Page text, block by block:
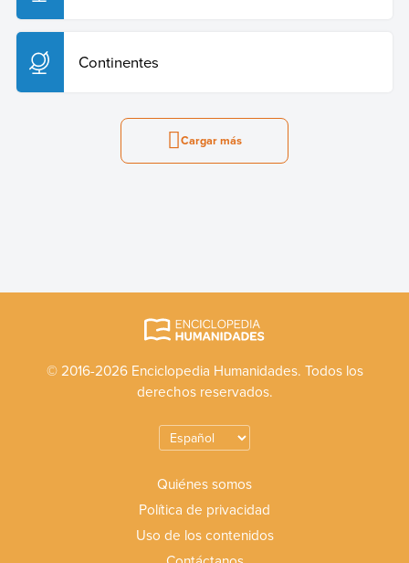
Continentes
Cargar más
© 2016-2026 Enciclopedia Humanidades. Todos los
derechos reservados.
Quiénes somos
Política de privacidad
Uso de los contenidos